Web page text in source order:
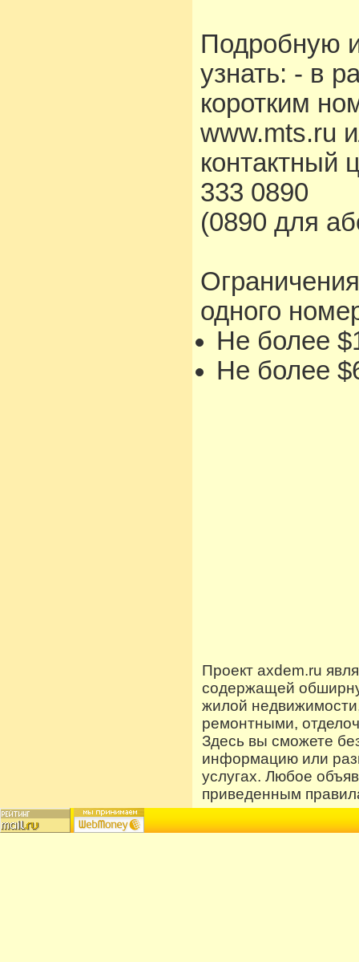
Подробную
узнать: - в
коротким
www.mts.ru
контактный
333 0890
(0890 для
одного
Не более
Не более
Проект axdem.ru
содержащей
жилой
ремонтными,
Здесь вы сможете
информацию или
услугах. Любое
приведенным